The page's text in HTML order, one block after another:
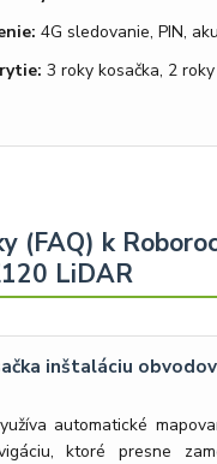
4G sledovanie, PIN,
3 roky kosačka, 2
(FAQ) k
LiDAR
inštaláciu
automatické
ktoré presne